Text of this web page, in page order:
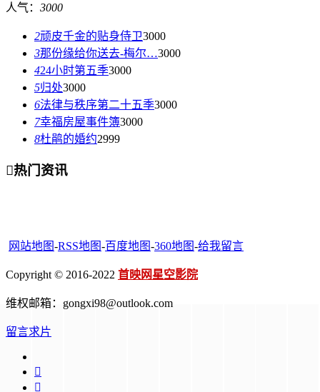
人气： 3000
2顽皮千金的贴身侍卫3000
3那份缘给你送去-梅尔…3000
424小时第五季3000
5归处3000
6法律与秩序第二十五季3000
7幸福房屋事件簿3000
8杜鹃的婚约2999
热门资讯
网站地图-RSS地图-百度地图-360地图-给我留言
Copyright © 2016-2022 首映网星空影院
维权邮箱：gongxi98@outlook.com
留言求片

